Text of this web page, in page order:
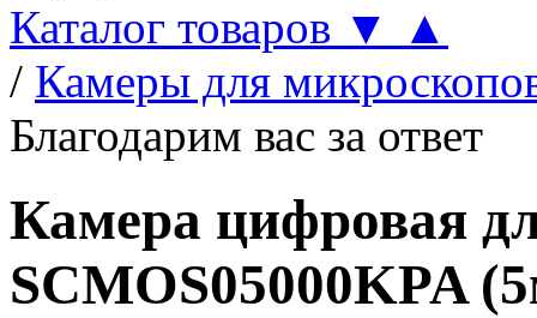
Каталог товаров ▼
▲
/ Камеры для
Благодарим вас за ответ
Камера цифровая
SCMOS05000KPA